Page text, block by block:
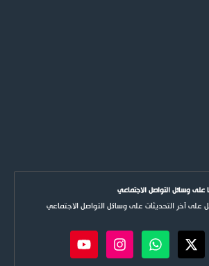
على وسائل التواصل الاجتماعي
على آخر التحديثات على وسائل التواصل الاجتماعي